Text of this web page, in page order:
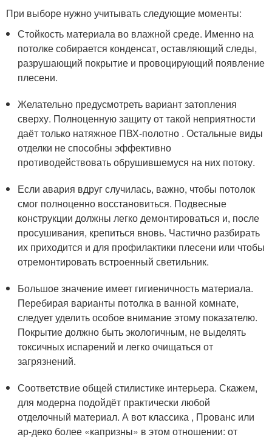
При выборе нужно учитывать следующие моменты:
Стойкость материала во влажной среде. Именно на
потолке собирается конденсат, оставляющий следы,
разрушающий покрытие и провоцирующий появление
плесени.
Желательно предусмотреть вариант затопления
сверху. Полноценную защиту от такой неприятности
даёт только натяжное ПВХ-полотно . Остальные виды
отделки не способны эффективно
противодействовать обрушившемуся на них потоку.
Если авария вдруг случилась, важно, чтобы потолок
смог полноценно восстановиться. Подвесные
конструкции должны легко демонтироваться и, после
просушивания, крепиться вновь. Частично разбирать
их приходится и для профилактики плесени или чтобы
отремонтировать встроенный светильник.
Большое значение имеет гигиеничность материала.
Перебирая варианты потолка в ванной комнате,
следует уделить особое внимание этому показателю.
Покрытие должно быть экологичным, не выделять
токсичных испарений и легко очищаться от
загрязнений.
Соответствие общей стилистике интерьера. Скажем,
для модерна подойдёт практически любой
отделочный материал. А вот классика , Прованс или
ар-деко более «капризны» в этом отношении: от